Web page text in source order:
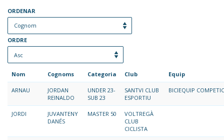
ORDENAR
ORDRE
Nom Cognoms Categoria Club Equip
ARNAU
JORDAN
REINALDO
UNDER 23-
SUB 23
SANTVI CLUB
ESPORTIU
BICIEQUIP
JORDI
JUVANTENY
DANÉS
MASTER 50
VOLTREGÀ
CLUB
CICLISTA